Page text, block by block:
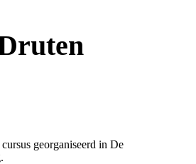
georganiseerd in De